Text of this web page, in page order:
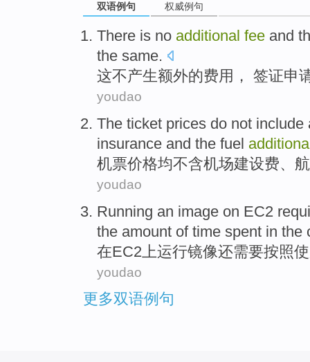
双语例句 权威例句
There is no additional fee and
the same.
这不产生额外的费用 ， 签证申
youdao
The ticket prices do not include
insurance and the fuel
机票价格均不含机场建设费、
youdao
Running an image on EC2
the amount of time spent in the
在EC2上运行镜像还需要按照
youdao
更多双语例句